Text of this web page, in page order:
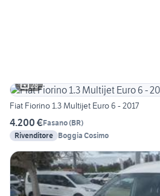
28
Fiat Fiorino 1.3 Multijet Euro 6 - 2017
4.200 €Fasano(BR)
Rivenditore Boggia Cosimo